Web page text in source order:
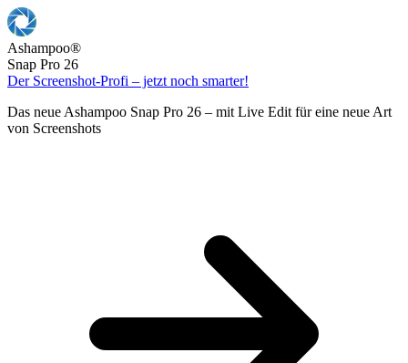
Ashampoo®
Snap Pro 26
Der Screenshot-Profi – jetzt noch smarter!
Das neue Ashampoo Snap Pro 26 – mit Live Edit für eine neue Art
von Screenshots